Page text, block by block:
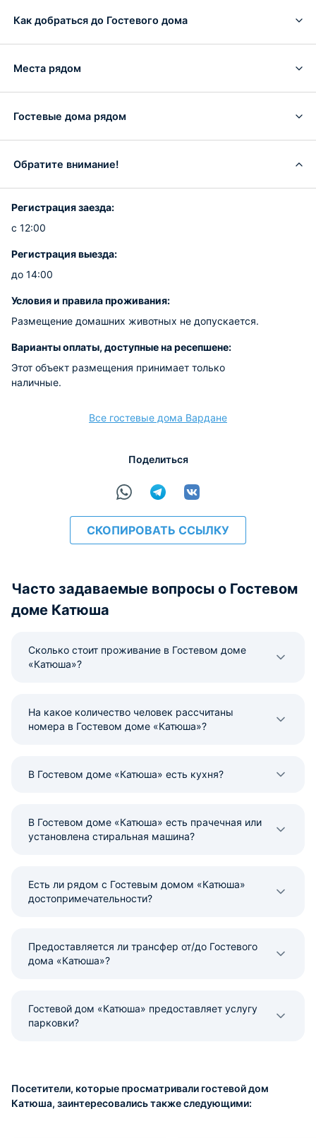
Как добраться до Гостевого дома
Места рядом
Гостевые дома рядом
Обратите внимание!
Регистрация заезда:
с 12:00
Регистрация выезда:
до 14:00
Условия и правила проживания:
Размещение домашних животных не допускается.
Варианты оплаты, доступные на ресепшене:
Этот объект размещения принимает только
наличные.
Все гостевые дома Вардане
Поделиться
СКОПИРОВАТЬ ССЫЛКУ
Часто задаваемые вопросы о Гостевом
доме Катюша
Сколько стоит проживание в Гостевом доме
«Катюша»?
На какое количество человек рассчитаны
номера в Гостевом доме «Катюша»?
В Гостевом доме «Катюша» есть кухня?
В Гостевом доме «Катюша» есть прачечная или
установлена стиральная машина?
Есть ли рядом с Гостевым домом «Катюша»
достопримечательности?
Предоставляется ли трансфер от/до Гостевого
дома «Катюша»?
Гостевой дом «Катюша» предоставляет услугу
парковки?
Посетители, которые просматривали гостевой дом
Катюша, заинтересовались также следующими: